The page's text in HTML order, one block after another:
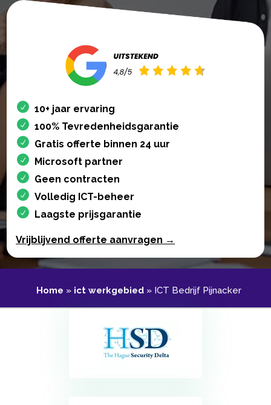
10+ jaar ervaring
100% Tevredenheidsgarantie
Gratis offerte binnen 24 uur
Microsoft partner
Geen contracten
Volledig ICT-beheer
Laagste prijsgarantie
Vrijblijvend offerte aanvragen →
Home » ict werkgebied» ICT Bedrijf Pijnacker